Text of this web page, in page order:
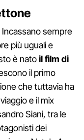
Incassano sempre
più uguali e
è natoil film di
il primo
che tuttavia ha
e il mix
Siani, tra le
dei